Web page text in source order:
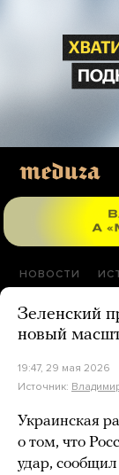
материалам
НОВОСТИ
Зеленский
новый
19:47, 29 мая 2026
Источник:
Украинская
о том, что
удар,